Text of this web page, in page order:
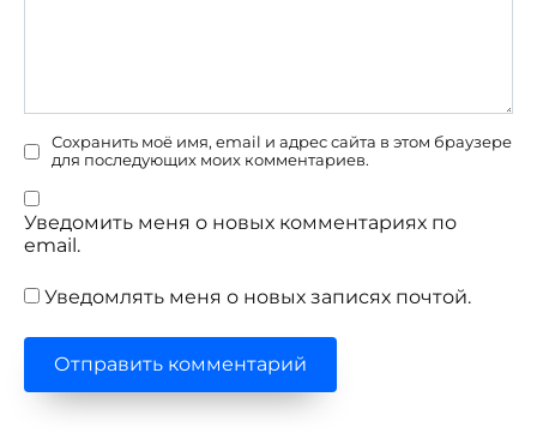
Сохранить моё имя, email и адрес сайта в этом браузере
для последующих моих комментариев.
Уведомить меня о новых комментариях по
email.
Уведомлять меня о новых записях почтой.